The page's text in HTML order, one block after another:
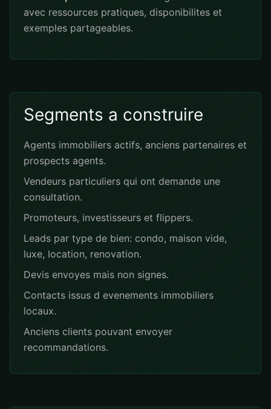
avec ressources pratiques, disponibilites et
exemples partageables.
Segments a construire
Agents immobiliers actifs, anciens partenaires et
prospects agents.
Vendeurs particuliers qui ont demande une
consultation.
Promoteurs, investisseurs et flippers.
Leads par type de bien: condo, maison vide,
luxe, location, renovation.
Devis envoyes mais non signes.
Contacts issus d evenements immobiliers
locaux.
Anciens clients pouvant envoyer
recommandations.